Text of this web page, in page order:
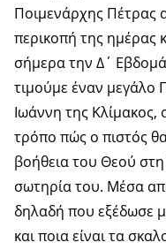
Ποιμενάρχης Πέτρας
περικοπή της ημέρας
σήμερα την Δ΄
τιμούμε έναν μεγάλο
Ιωάννη της Κλίμακος,
τρόπο πώς ο πιστός
βοήθεια του Θεού
σωτηρία του. Μέσα
δηλαδή που εξέδωσε
και ποια είναι τα